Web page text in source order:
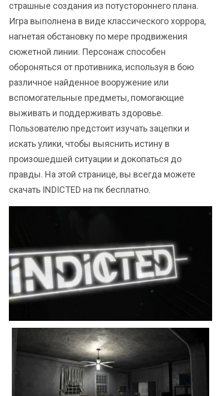
страшные создания из потустороннего плана.
Игра выполнена в виде классического хоррора,
нагнетая обстановку по мере продвижения
сюжетной линии. Персонаж способен
обороняться от противника, используя в бою
различное найденное вооружение или
вспомогательные предметы, помогающие
выживать и поддерживать здоровье.
Пользователю предстоит изучать зацепки и
искать улики, чтобы выяснить истину в
произошедшей ситуации и докопаться до
правды. На этой странице, вы всегда можете
скачать INDICTED на пк бесплатно.